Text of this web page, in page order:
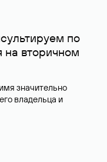
по
на вторичном
значительно
владельца и